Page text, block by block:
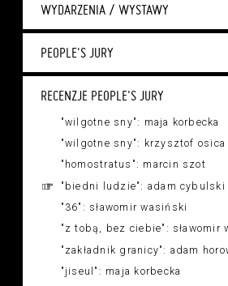
WYDARZENIA / WYSTAWY
PEOPLE'S JURY
RECENZJE PEOPLE'S JURY
"wilgotne sny": maja korbecka
"wilgotne sny": krzysztof osica
"homostratus": marcin szot
"biedni ludzie": adam cybulski
"36": sławomir wasiński
"z tobą, bez ciebie": sławomir
"zakładnik granicy": adam
"jiseul": maja korbecka